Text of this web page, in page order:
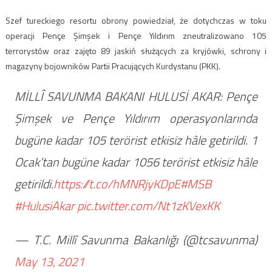
Szef tureckiego resortu obrony powiedział, że dotychczas w toku
operacji Pençe Şimşek i Pençe Yıldırım zneutralizowano 105
terrorystów oraz zajęto 89 jaskiń służących za kryjówki, schrony i
magazyny bojowników Partii Pracujących Kurdystanu (PKK).
MİLLÎ SAVUNMA BAKANI HULUSİ AKAR: Pençe
Şimşek ve Pençe Yıldırım operasyonlarında
bugüne kadar 105 terörist etkisiz hâle getirildi. 1
Ocak’tan bugüne kadar 1056 terörist etkisiz hâle
getirildi.https://t.co/hMNRjyKDpE#MSB
#HulusiAkarpic.twitter.com/Nt1zKVexKK
— T.C. Millî Savunma Bakanlığı (@tcsavunma)
May 13, 2021